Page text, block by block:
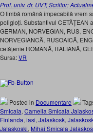
Prof. univ. dr. UVT; Scriitor;
O limbă română impecabilă vrem
poligloți. Substantivul CETĂȚEAN
GERMAN, NORVEGIAN, RUS,
NORVEGIANCĂ, RUSOAICĂ,
cetățenie ROMÂNĂ, ITALIANĂ,
Sursa:VR
Posted in Documentare
Smicala, Camelia Smicala
Finlanda, iasi, Jalaskosk,
Jalaskoski, Mihai Smicala